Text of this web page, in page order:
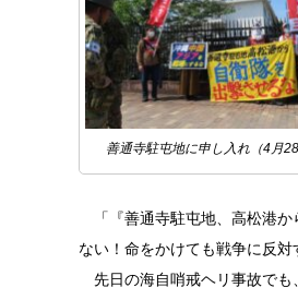
善通寺駐屯地に申し入れ（4月
「『善通寺駐屯地、高松港か
ない！命をかけても戦争に反対
先日の海自哨戒ヘリ事故でも